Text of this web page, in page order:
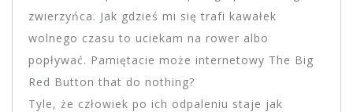
zwierzyńca. Jak gdzieś mi się trafi kawałek
wolnego czasu to uciekam na rower albo
popływać. Pamiętacie może internetowy The Big
Red Button that do nothing?
Tyle, że człowiek po ich odpaleniu staje jak